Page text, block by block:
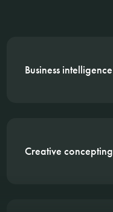
Business intelligence
Creative concepting